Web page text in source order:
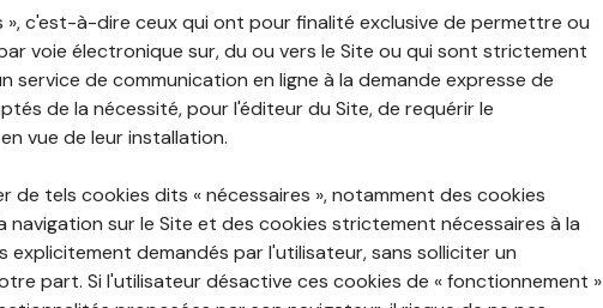
», c'est-à-dire ceux qui ont pour finalité exclusive de permettre ou
voie électronique sur, du ou vers le Site ou qui sont strictement
service de communication en ligne à la demande expresse de
de la nécessité, pour l'éditeur du Site, de requérir le
vue de leur installation.
de tels cookies dits « nécessaires », notamment des cookies
navigation sur le Site et des cookies strictement nécessaires à la
demandés par l'utilisateur, sans solliciter un
part. Si l'utilisateur désactive ces cookies de « fonctionnement »